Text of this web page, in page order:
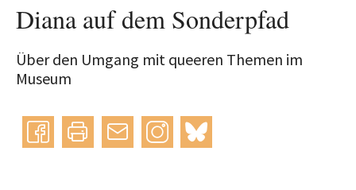
Diana auf dem Sonderpfad
Über den Umgang mit queeren Themen im
Museum
Instagram
bluesky